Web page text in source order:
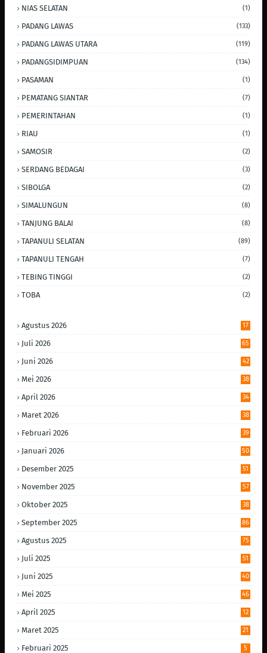
NIAS SELATAN (1)
PADANG LAWAS (133)
PADANG LAWAS UTARA (119)
PADANGSIDIMPUAN (134)
PASAMAN (1)
PEMATANG SIANTAR (7)
PEMERINTAHAN (1)
RIAU (1)
SAMOSIR (2)
SERDANG BEDAGAI (3)
SIBOLGA (2)
SIMALUNGUN (8)
TANJUNG BALAI (8)
TAPANULI SELATAN (89)
TAPANULI TENGAH (7)
TEBING TINGGI (2)
TOBA (2)
Agustus 2026 17
Juli 2026 65
Juni 2026 42
Mei 2026 38
April 2026 34
Maret 2026 38
Februari 2026 39
Januari 2026 50
Desember 2025 51
November 2025 57
Oktober 2025 38
September 2025 86
Agustus 2025 75
Juli 2025 51
Juni 2025 40
Mei 2025 46
April 2025 12
Maret 2025 21
Februari 2025 5